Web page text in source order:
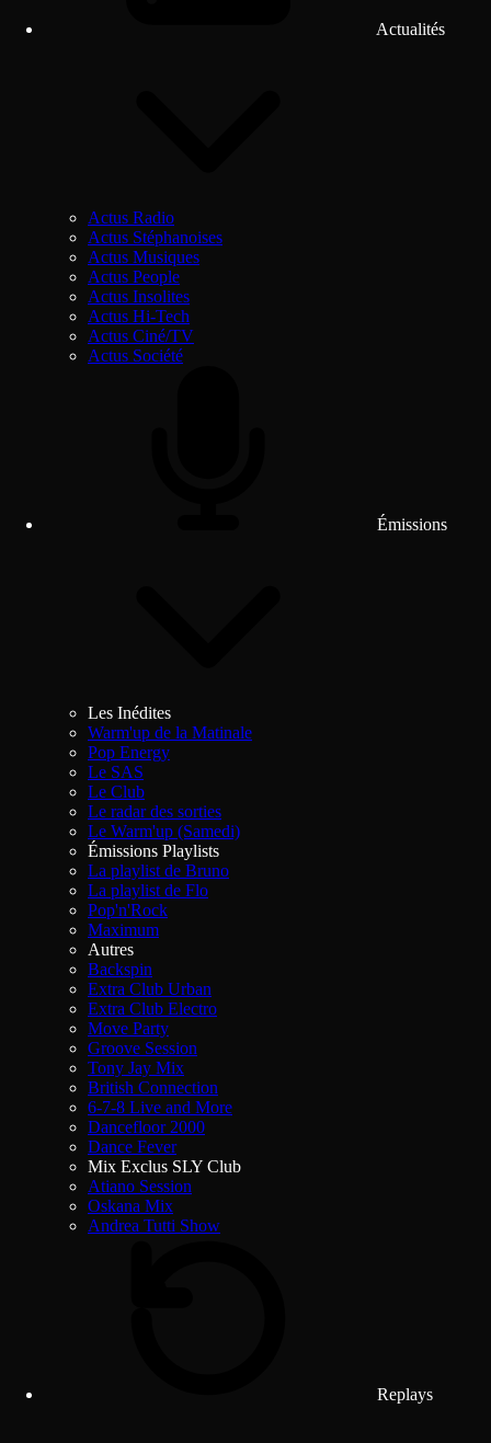
Actualités
Actus Radio
Actus Stéphanoises
Actus Musiques
Actus People
Actus Insolites
Actus Hi-Tech
Actus Ciné/TV
Actus Société
Émissions
Les Inédites
Warm'up de la Matinale
Pop Energy
Le SAS
Le Club
Le radar des sorties
Le Warm'up (Samedi)
Émissions Playlists
La playlist de Bruno
La playlist de Flo
Pop'n'Rock
Maximum
Autres
Backspin
Extra Club Urban
Extra Club Electro
Move Party
Groove Session
Tony Jay Mix
British Connection
6-7-8 Live and More
Dancefloor 2000
Dance Fever
Mix Exclus SLY Club
Atiano Session
Oskana Mix
Andrea Tutti Show
Replays